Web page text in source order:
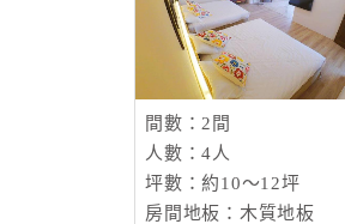
間數：2間
人數：4人
坪數：約10～12坪
房間地板：木質地板